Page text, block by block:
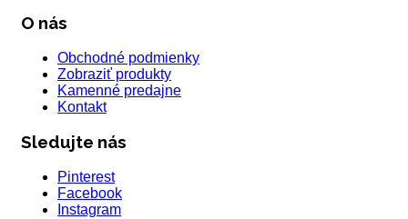
O nás
Obchodné podmienky
Zobraziť produkty
Kamenné predajne
Kontakt
Sledujte nás
Pinterest
Facebook
Instagram